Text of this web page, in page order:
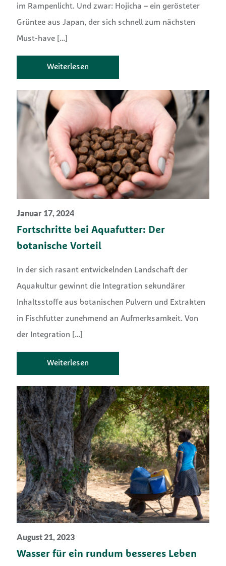
im Rampenlicht. Und zwar: Hojicha – ein gerösteter
Grüntee aus Japan, der sich schnell zum nächsten
Must-have […]
Weiterlesen
Januar 17, 2024
Fortschritte bei Aquafutter: Der
botanische Vorteil
In der sich rasant entwickelnden Landschaft der
Aquakultur gewinnt die Integration sekundärer
Inhaltsstoffe aus botanischen Pulvern und Extrakten
in Fischfutter zunehmend an Aufmerksamkeit. Von
der Integration […]
Weiterlesen
August 21, 2023
Wasser für ein rundum besseres Leben